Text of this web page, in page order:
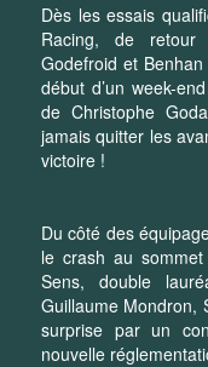
Dès les essais
Racing, de retour
Godefroid et
début d’un week-
de Christophe
jamais quitter les
victoire !
Du côté des
le crash au
Sens, double
Guillaume Mondron,
surprise par un
nouvelle